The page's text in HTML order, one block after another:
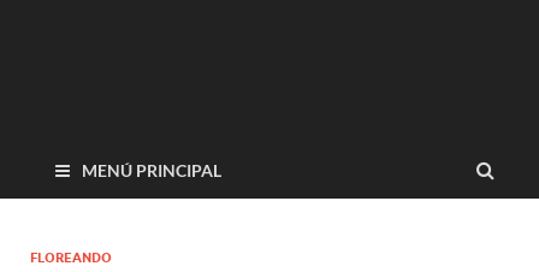
MENÚ PRINCIPAL
FLOREANDO